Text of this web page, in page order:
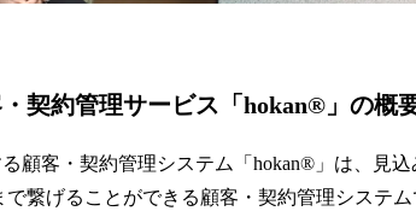
契約管理サービス「hokan®︎」の概
顧客・契約管理システム「hokan®︎」は、見
繋げることができる顧客・契約管理システ